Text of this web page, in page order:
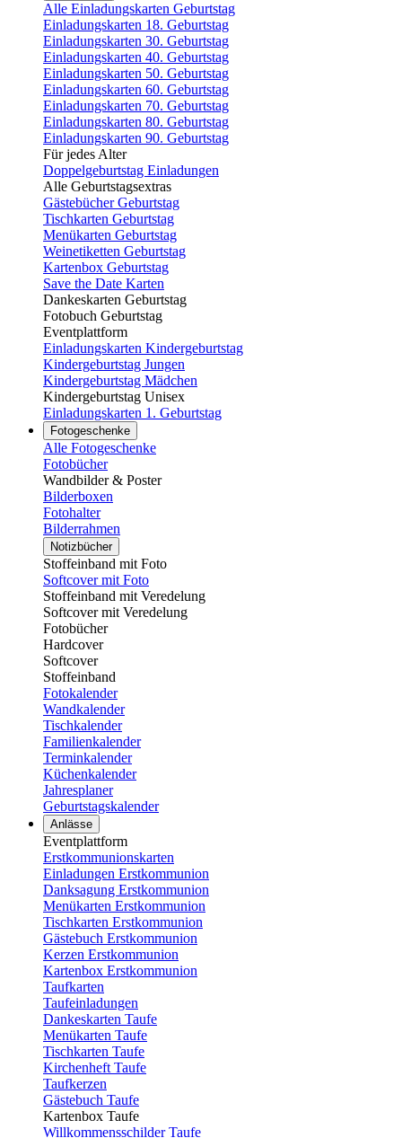
Alle Einladungskarten Geburtstag
Einladungskarten 18. Geburtstag
Einladungskarten 30. Geburtstag
Einladungskarten 40. Geburtstag
Einladungskarten 50. Geburtstag
Einladungskarten 60. Geburtstag
Einladungskarten 70. Geburtstag
Einladungskarten 80. Geburtstag
Einladungskarten 90. Geburtstag
Für jedes Alter
Doppelgeburtstag Einladungen
Alle Geburtstagsextras
Gästebücher Geburtstag
Tischkarten Geburtstag
Menükarten Geburtstag
Weinetiketten Geburtstag
Kartenbox Geburtstag
Save the Date Karten
Dankeskarten Geburtstag
Fotobuch Geburtstag
Eventplattform
Einladungskarten Kindergeburtstag
Kindergeburtstag Jungen
Kindergeburtstag Mädchen
Kindergeburtstag Unisex
Einladungskarten 1. Geburtstag
Fotogeschenke
Alle Fotogeschenke
Fotobücher
Wandbilder & Poster
Bilderboxen
Fotohalter
Bilderrahmen
Notizbücher
Stoffeinband mit Foto
Softcover mit Foto
Stoffeinband mit Veredelung
Softcover mit Veredelung
Fotobücher
Hardcover
Softcover
Stoffeinband
Fotokalender
Wandkalender
Tischkalender
Familienkalender
Terminkalender
Küchenkalender
Jahresplaner
Geburtstagskalender
Anlässe
Eventplattform
Erstkommunionskarten
Einladungen Erstkommunion
Danksagung Erstkommunion
Menükarten Erstkommunion
Tischkarten Erstkommunion
Gästebuch Erstkommunion
Kerzen Erstkommunion
Kartenbox Erstkommunion
Taufkarten
Taufeinladungen
Dankeskarten Taufe
Menükarten Taufe
Tischkarten Taufe
Kirchenheft Taufe
Taufkerzen
Gästebuch Taufe
Kartenbox Taufe
Willkommensschilder Taufe